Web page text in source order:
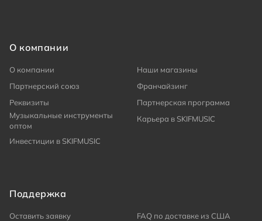
О компании
О компании
Наши магазины
Партнерский союз
Франчайзинг
Реквизиты
Партнерская программа
Музыкальные инструменты
оптом
Карьера в SKIFMUSIC
Инвестиции в SKIFMUSIC
Поддержка
Оставить заявку
FAQ по доставке из США